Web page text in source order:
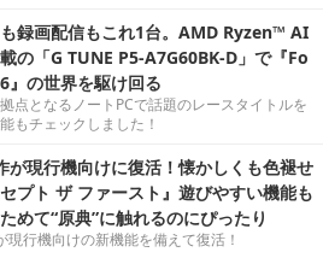
録画配信もこれ1台。AMD Ryzen™ AI
の「G TUNE P5-A7G60BK-D」で『Fo
の世界を駆け回る
点となるノートPCで話題のレースタイトルを
もチェックしました！
が現行機向けに復活！懐かしくも色褪せ
プト ザ ファースト』遊びやすい機能も
めて“原典”に触れるのにぴったり
現行機向けの新機能を備えて復活！